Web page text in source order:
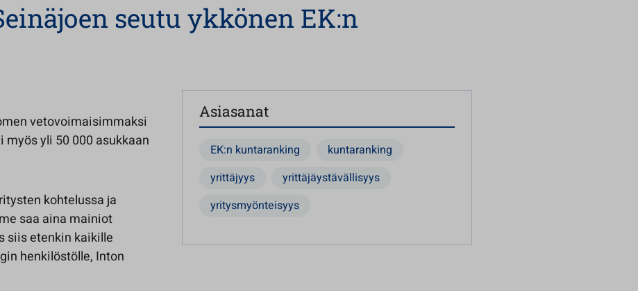
seutu ykkönen EK:n
vetovoimaisimmaksi
yli 50 000 asukkaan
kohtelussa ja
saa aina mainiot
siis etenkin kaikille
henkilöstölle, Inton
Asiasanat
EK:n kuntaranking
kuntaranking
yrittäjyys
yrittäjäystävällisyys
yritysmyönteisyys